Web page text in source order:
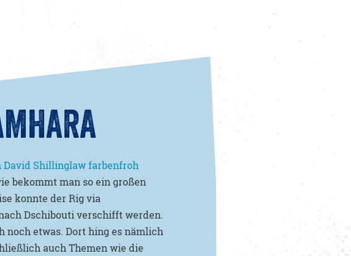
Shillinglaw farbenfroh
bekommt man so ein großen
konnte der Rig via
Dschibouti verschifft werden.
noch etwas. Dort hing es nämlich
auch Themen wie die